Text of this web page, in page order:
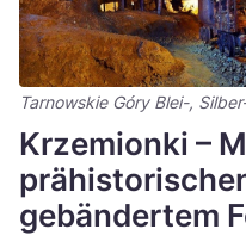
Tarnowskie Góry Blei-,
Krzemionki –
gebändertem